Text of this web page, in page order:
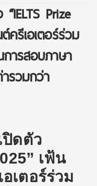
Prize
ครีเอเตอร์ร่วม
ารสอบภาษา
รวมกว่า
ปิดตัว
” เฟ้น
เตอร์ร่วม